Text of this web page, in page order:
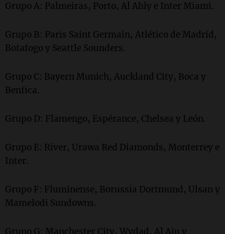
Grupo A: Palmeiras, Porto, Al Ahly e Inter Miami.
Grupo B: Paris Saint Germain, Atlético de Madrid,
Botafogo y Seattle Sounders.
Grupo C: Bayern Munich, Auckland City, Boca y
Benfica.
Grupo D: Flamengo, Espérance, Chelsea y León.
Grupo E: River, Urawa Red Diamonds, Monterrey e
Inter.
Grupo F: Fluminense, Borussia Dortmund, Ulsan y
Mamelodi Sundowns.
Grupo G: Manchester City, Wydad, Al Ain y